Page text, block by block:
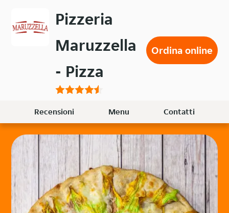
contenuto
Pizzeria
Maruzzella
- Pizza
Ordina online
Recensioni Menu Contatti